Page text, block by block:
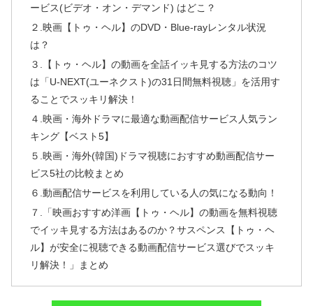
ービス(ビデオ・オン・デマンド) はどこ？
２.映画【トゥ・ヘル】のDVD・Blue-rayレンタル状況
は？
３.【トゥ・ヘル】の動画を全話イッキ見する方法のコツ
は「U-NEXT(ユーネクスト)の31日間無料視聴」を活用す
ることでスッキリ解決！
４.映画・海外ドラマに最適な動画配信サービス人気ラン
キング【ベスト5】
５.映画・海外(韓国)ドラマ視聴におすすめ動画配信サー
ビス5社の比較まとめ
６.動画配信サービスを利用している人の気になる動向！
７.「映画おすすめ洋画【トゥ・ヘル】の動画を無料視聴
でイッキ見する方法はあるのか？サスペンス【トゥ・ヘ
ル】が安全に視聴できる動画配信サービス選びでスッキ
リ解決！」まとめ